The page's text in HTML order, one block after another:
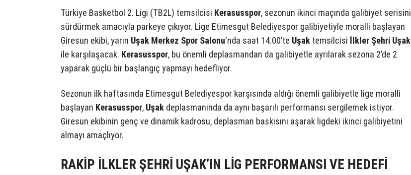
Türkiye Basketbol 2. Ligi (TB2L) temsilcisi Kerasusspor, sezonun ikinci maçında galibiyet serisini
sürdürmek amacıyla parkeye çıkıyor. Lige Etimesgut Belediyespor galibiyetiyle moralli başlayan
Giresun ekibi, yarın Uşak Merkez Spor Salonu‘nda saat 14.00’te Uşak temsilcisi İlkler Şehri Uşak
ile karşılaşacak. Kerasusspor, bu önemli deplasmandan da galibiyetle ayrılarak sezona 2’de 2
yaparak güçlü bir başlangıç yapmayı hedefliyor.
Sezonun ilk haftasında Etimesgut Belediyespor karşısında aldığı önemli galibiyetle lige moralli
başlayan Kerasusspor, Uşak deplasmanında da aynı başarılı performansı sergilemek istiyor.
Giresun ekibinin genç ve dinamik kadrosu, deplasman baskısını aşarak ligdeki ikinci galibiyetini
almayı amaçlıyor.
RAKİP İLKLER ŞEHRİ UŞAK’IN LİG PERFORMANSI VE HEDEFİ